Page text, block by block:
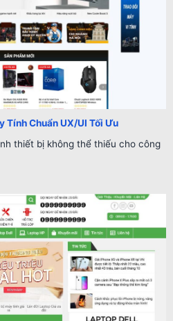
Tính Chuẩn UX/UI Tối Ưu
thiết bị không thể thiếu cho công